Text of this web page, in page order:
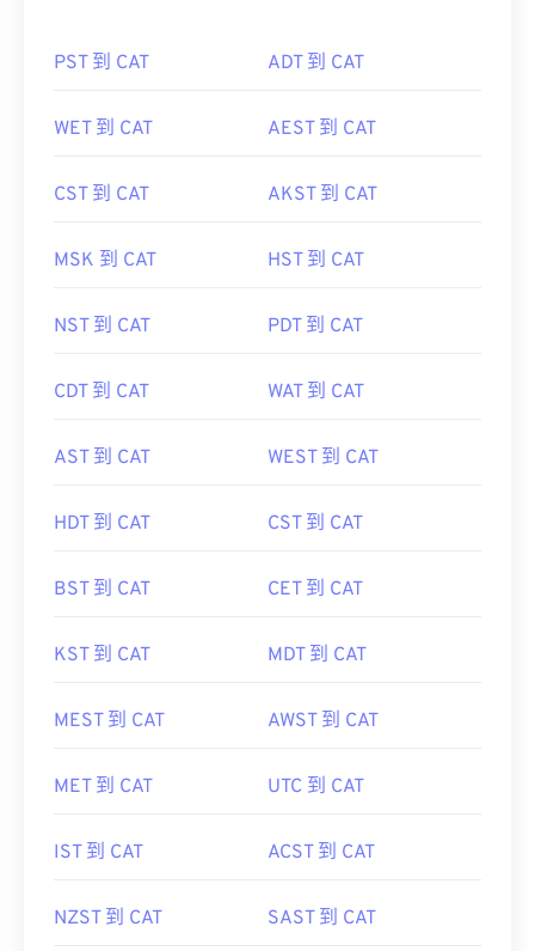
PST 到 CAT ADT 到 CAT
WET 到 CAT AEST 到 CAT
CST 到 CAT AKST 到 CAT
MSK 到 CAT HST 到 CAT
NST 到 CAT PDT 到 CAT
CDT 到 CAT WAT 到 CAT
AST 到 CAT WEST 到 CAT
HDT 到 CAT CST 到 CAT
BST 到 CAT CET 到 CAT
KST 到 CAT MDT 到 CAT
MEST 到 CAT AWST 到 CAT
MET 到 CAT UTC 到 CAT
IST 到 CAT ACST 到 CAT
NZST 到 CAT SAST 到 CAT